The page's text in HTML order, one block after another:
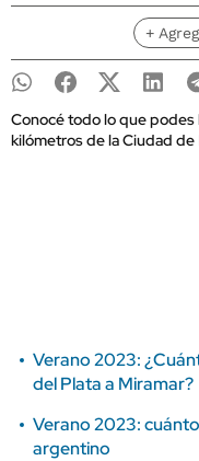
+
Conocé todo lo que podes
kilómetros de la Ciudad de
Verano 2023:
del Plata a Miramar?
Verano 2023:
argentino